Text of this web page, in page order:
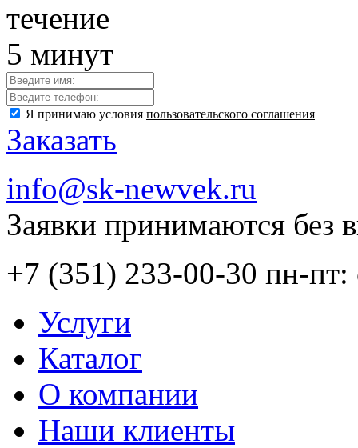
течение
5 минут
Я принимаю условия пользовательского соглашения
Заказать
info@sk-newvek.ru
Заявки принимаются без
+7 (351) 233-00-30 пн-пт:
Услуги
Каталог
О компании
Наши клиенты